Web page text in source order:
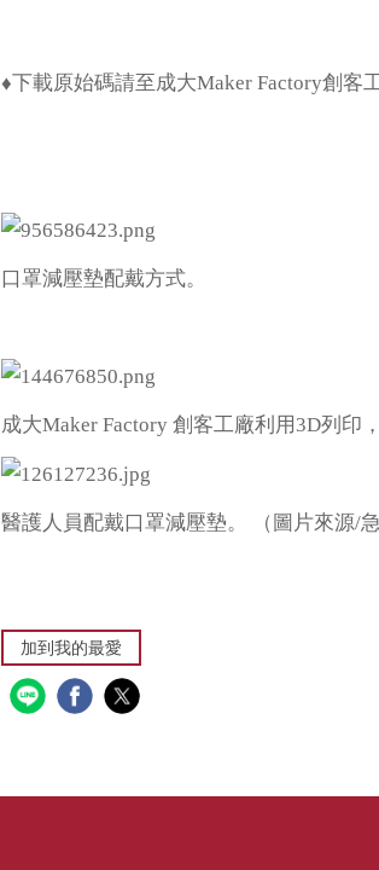
♦下載原始碼請至成大Maker Factory創客
口罩減壓墊配戴方式。
成大Maker Factory 創客工廠利用3D列印
醫護人員配戴口罩減壓墊。 （圖片來源/
加到我的最愛